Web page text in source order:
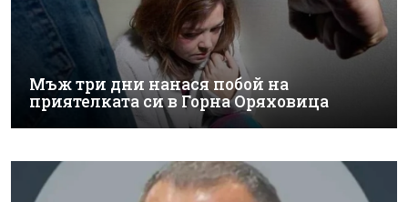
Мъж три дни нанася побой на
приятелката си в Горна Оряховица